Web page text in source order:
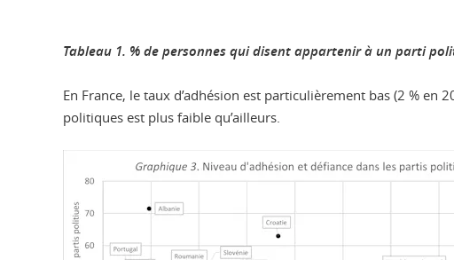
Tableau 1. % de personnes qui disent appartenir à un parti
En France, le taux d’adhésion est particulièrement bas (2 %
politiques est plus faible qu’ailleurs.